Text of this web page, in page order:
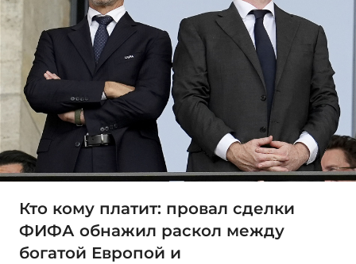
Кто кому платит: провал сделки
ФИФА обнажил раскол между
богатой Европой и